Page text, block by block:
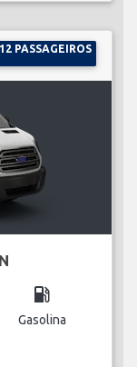
PASSAGEIROS
local_gas_station
Gasolina